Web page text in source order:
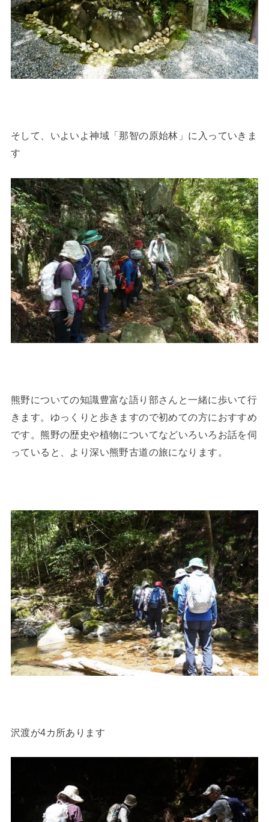
そして、いよいよ神域「那智の原始林」に入っていきま
す
熊野についての知識豊富な語り部さんと一緒に歩いて行
きます。ゆっくりと歩きますので初めての方におすすめ
です。熊野の歴史や植物についてなどいろいろお話を伺
っていると、より深い熊野古道の旅になります。
沢渡が4カ所あります